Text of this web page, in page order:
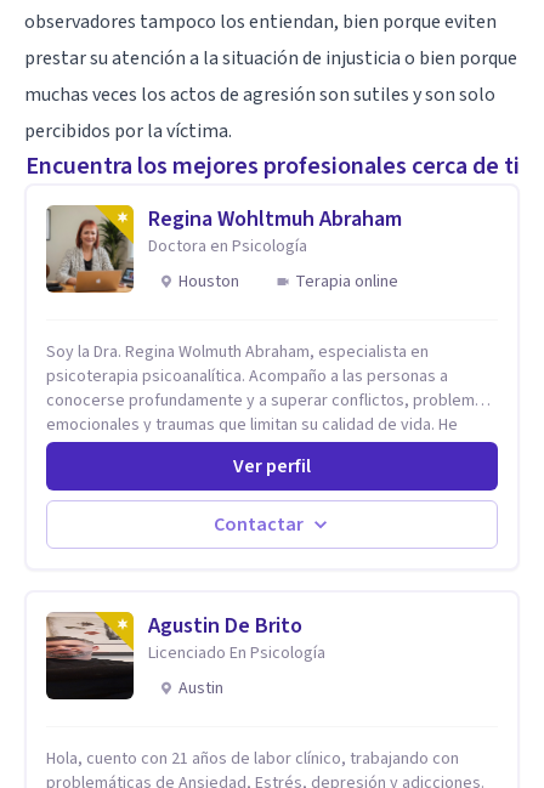
observadores tampoco los entiendan, bien porque eviten
prestar su atención a la situación de injusticia o bien porque
muchas veces los actos de agresión son sutiles y son solo
percibidos por la víctima.
Encuentra los mejores profesionales cerca de ti
Regina Wohltmuh Abraham
Doctora en Psicología
Houston
Terapia online
Soy la Dra. Regina Wolmuth Abraham, especialista en
psicoterapia psicoanalítica. Acompaño a las personas a
conocerse profundamente y a superar conflictos, problemas
emocionales y traumas que limitan su calidad de vida. He
trabajado en reconocidas instituciones como el Hospital
Psiquiátrico San Rafael, Instituto Psiquiátrico MENDAO, San
Bernardino, Hospital Psiquiátrico Infantil y el Centro de
Integración Juvenil. Además, tuve el privilegio de colaborar
en comunidades como Olivar del Conde y Xochimilco, lo que
Ver perfil
Contactar
Agustin De Brito
Licenciado En Psicología
Austin
Hola, cuento con 21 años de labor clínico, trabajando con
problemáticas de Ansiedad, Estrés, depresión y adicciones.